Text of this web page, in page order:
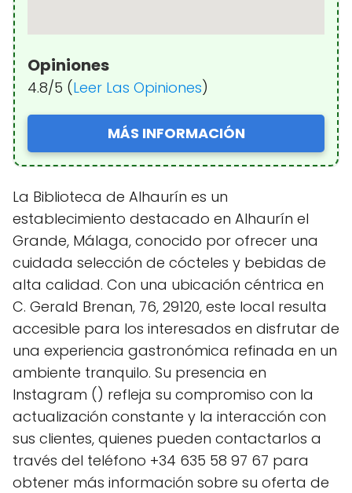
Opiniones
4.8/5 (Leer Las Opiniones)
MÁS INFORMACIÓN
La Biblioteca de Alhaurín es un
establecimiento destacado en Alhaurín el
Grande, Málaga, conocido por ofrecer una
cuidada selección de cócteles y bebidas de
alta calidad. Con una ubicación céntrica en
C. Gerald Brenan, 76, 29120, este local resulta
accesible para los interesados en disfrutar de
una experiencia gastronómica refinada en un
ambiente tranquilo. Su presencia en
Instagram () refleja su compromiso con la
actualización constante y la interacción con
sus clientes, quienes pueden contactarlos a
través del teléfono +34 635 58 97 67 para
obtener más información sobre su oferta de